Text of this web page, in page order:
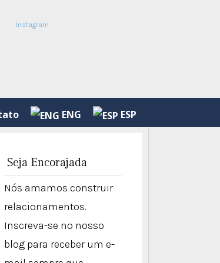
Instagram
ENG ESP
Seja Encorajada
Nós amamos construir
relacionamentos.
Inscreva-se no nosso
blog para receber um e-